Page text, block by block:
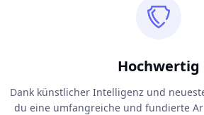
Hochwertig
Dank künstlicher Intelligenz und
du eine umfangreiche und fundierte